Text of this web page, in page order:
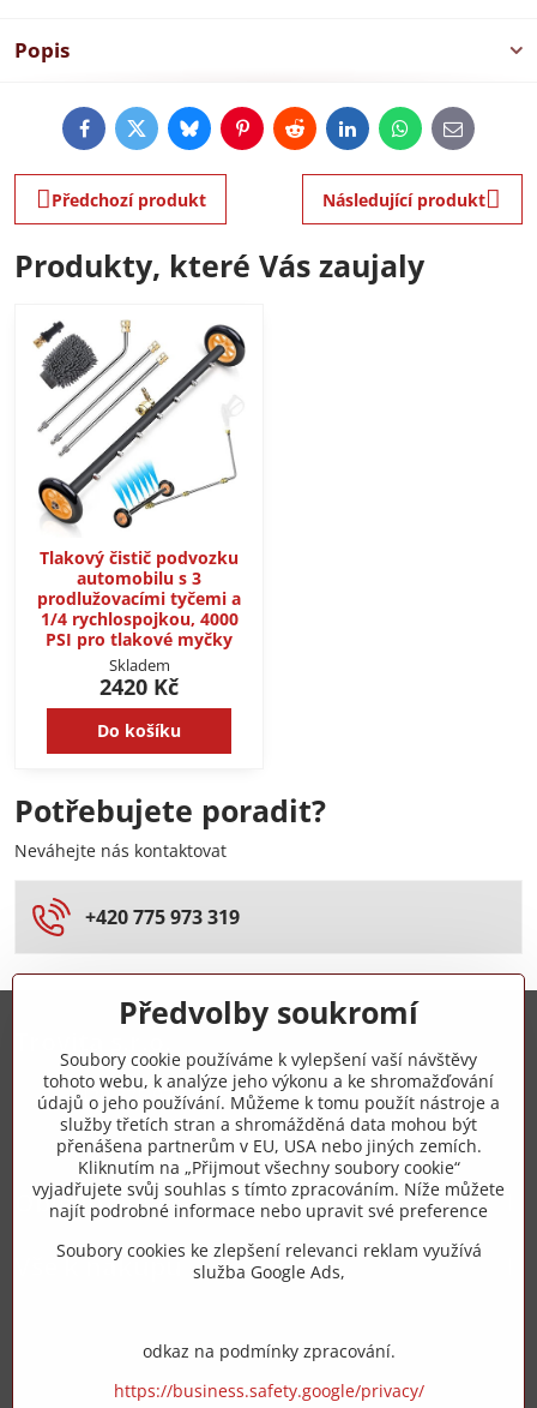
Popis
FacebookTwitterBlueskyPinterestRedditLinkedInWhatsApp
E-
mail
Předchozí produkt Následující produkt
Produkty, které Vás zaujaly
Tlakový čistič podvozku
automobilu s 3
prodlužovacími tyčemi a
1/4 rychlospojkou, 4000
PSI pro tlakové myčky
Skladem
2420 Kč
Do košíku
Potřebujete poradit?
Neváhejte nás kontaktovat
+420 775 973 319
+420 775 973 319
info​@zipzop​.cz
Objednávky
Vše k nákupu
Předvolby soukromí
Soubory cookie používáme k vylepšení vaší návštěvy
tohoto webu, k analýze jeho výkonu a ke shromažďování
údajů o jeho používání. Můžeme k tomu použít nástroje a
služby třetích stran a shromážděná data mohou být
přenášena partnerům v EU, USA nebo jiných zemích.
Kliknutím na „Přijmout všechny soubory cookie“
vyjadřujete svůj souhlas s tímto zpracováním. Níže můžete
najít podrobné informace nebo upravit své preference
Soubory cookies ke zlepšení relevanci reklam využívá
služba Google Ads,
odkaz na podmínky zpracování.
https://business.safety.google/privacy/